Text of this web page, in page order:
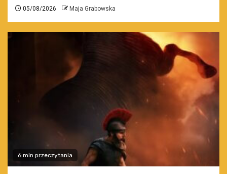
05/08/2026 Maja Grabowska
6 min przeczytania